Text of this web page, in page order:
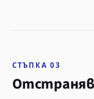
СТЪПКА 03